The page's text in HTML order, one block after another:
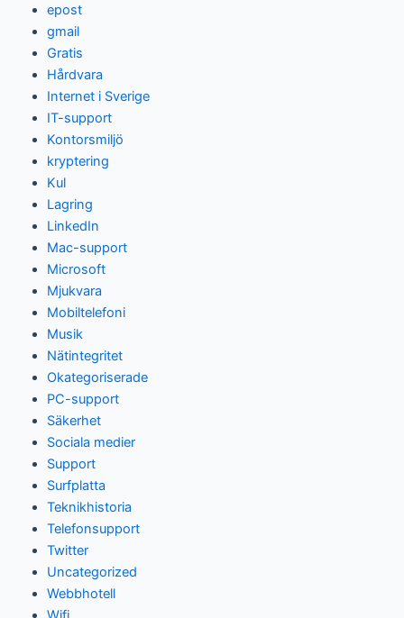
epost
gmail
Gratis
Hårdvara
Internet i Sverige
IT-support
Kontorsmiljö
kryptering
Kul
Lagring
LinkedIn
Mac-support
Microsoft
Mjukvara
Mobiltelefoni
Musik
Nätintegritet
Okategoriserade
PC-support
Säkerhet
Sociala medier
Support
Surfplatta
Teknikhistoria
Telefonsupport
Twitter
Uncategorized
Webbhotell